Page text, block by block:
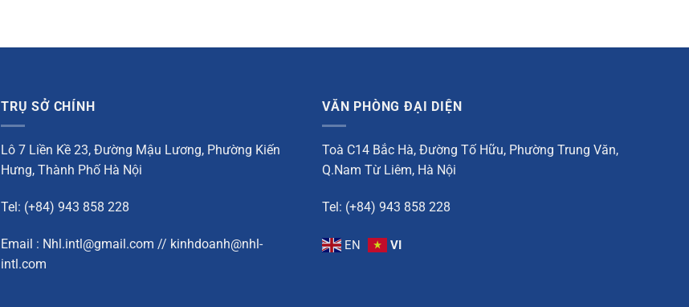
TRỤ SỞ CHÍNH
Lô 7 Liền Kề 23, Đường Mậu Lương, Phường Kiến
Hưng, Thành Phố Hà Nội
Tel: (+84) 943 858 228
Email : Nhl.intl@gmail.com // kinhdoanh@nhl-
intl.com
VĂN PHÒNG ĐẠI DIỆN
Toà C14 Bắc Hà, Đường Tố Hữu, Phường Trung Văn,
Q.Nam Từ Liêm, Hà Nội
Tel: (+84) 943 858 228
EN VI